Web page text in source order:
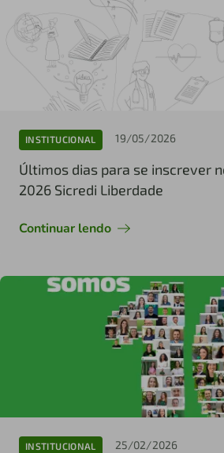
INSTITUCIONAL 19/05/2026
Últimos dias para se inscrever
2026 Sicredi Liberdade
Continuar lendo
INSTITUCIONAL 25/02/2026